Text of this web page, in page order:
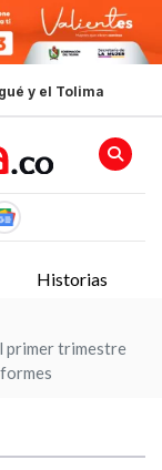
y el Tolima
Historias
primer trimestre